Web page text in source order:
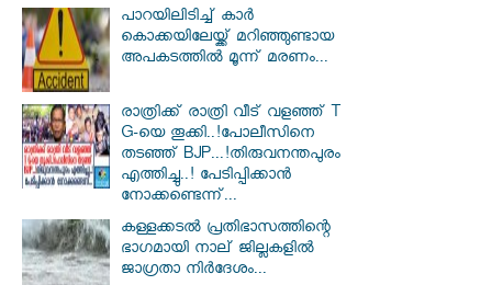
പാറയിലിടിച്ച് കാർ
കൊക്കയിലേയ്ക്ക് മറിഞ്ഞുണ്ടായ
അപക‌ടത്തിൽ മൂന്ന് മരണം...
രാത്രിക്ക് രാത്രി വീട് വളഞ്ഞ് T
G-യെ തൂക്കി..!പോലീസിനെ
തടഞ്ഞ് BJP...!തിരുവനന്തപുരം
എത്തിച്ചു..! പേടിപ്പിക്കാൻ
നോക്കണ്ടെന്ന്...
കള്ളക്കടൽ പ്രതിഭാസത്തിന്റെ
ഭാഗമായി നാല് ജില്ലകളിൽ
ജാഗ്രതാ നിർദേശം...